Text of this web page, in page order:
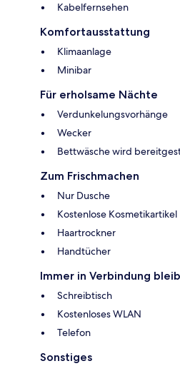
Kabelfernsehen
Komfortausstattung
Klimaanlage
Minibar
Für erholsame Nächte
Verdunkelungsvorhänge
Wecker
Bettwäsche wird
Zum Frischmachen
Nur Dusche
Kostenlose Kosmetikartikel
Haartrockner
Handtücher
Immer in Verbindung
Schreibtisch
Kostenloses WLAN
Telefon
Sonstiges